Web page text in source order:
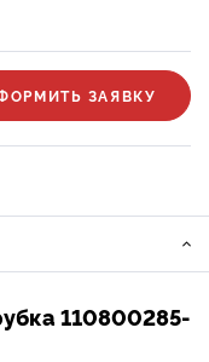
ЗАЯВКУ
110800285-